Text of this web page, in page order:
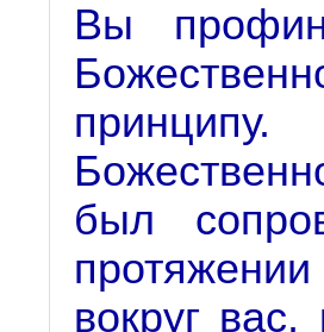
Вы
был
вокруг